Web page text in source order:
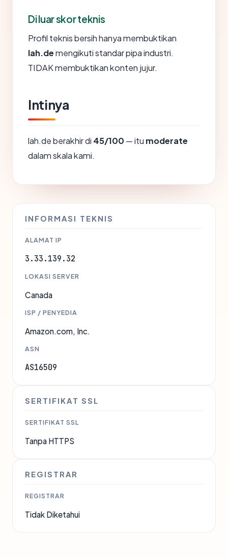
Di luar skor teknis
Profil teknis bersih hanya membuktikan
lah.demengikuti standar pipa industri.
TIDAK membuktikan konten jujur.
Intinya
lah.de berakhir di 45/100 — itu moderate
dalam skala kami.
INFORMASI TEKNIS
ALAMAT IP
3.33.139.32
LOKASI SERVER
Canada
ISP / PENYEDIA
Amazon.com, Inc.
ASN
AS16509
SERTIFIKAT SSL
SERTIFIKAT SSL
Tanpa HTTPS
REGISTRAR
REGISTRAR
Tidak Diketahui